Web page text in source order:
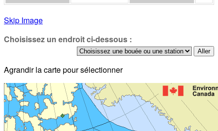
Skip Image
Choisissez un endroit ci-dessous :
Agrandir la carte pour sélectionner